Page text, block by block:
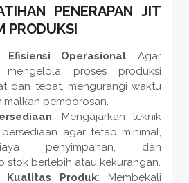
PENERAPAN JIT
PRODUKSI
Efisiensi Operasional: Agar
proses produksi
dan tepat, mengurangi waktu
pemborosan.
: Mengajarkan teknik
agar tetap minimal,
penyimpanan, dan
stok berlebih atau kekurangan.
Kualitas Produk: Membekali